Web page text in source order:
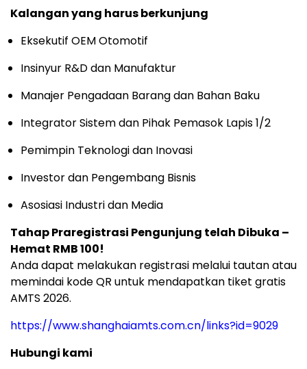
Kalangan yang harus berkunjung
Eksekutif OEM Otomotif
Insinyur R&D dan Manufaktur
Manajer Pengadaan Barang dan Bahan Baku
Integrator Sistem dan Pihak Pemasok Lapis 1/2
Pemimpin Teknologi dan Inovasi
Investor dan Pengembang Bisnis
Asosiasi Industri dan Media
Tahap Praregistrasi Pengunjung telah Dibuka –
Hemat RMB 100!
Anda dapat melakukan registrasi melalui tautan atau
memindai kode QR untuk mendapatkan tiket gratis
AMTS 2026.
https://www.shanghaiamts.com.cn/links?id=9029
Hubungi kami